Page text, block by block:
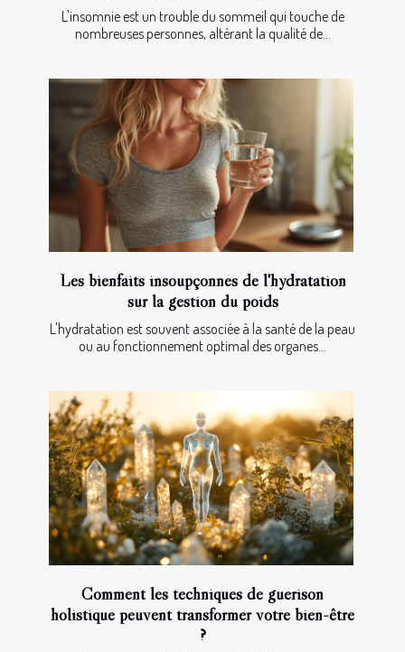
L'insomnie est un trouble du sommeil qui touche de
nombreuses personnes, altérant la qualité de...
Les bienfaits insoupçonnés de l'hydratation
sur la gestion du poids
L'hydratation est souvent associée à la santé de la peau
ou au fonctionnement optimal des organes...
Comment les techniques de guérison
holistique peuvent transformer votre bien-être
?